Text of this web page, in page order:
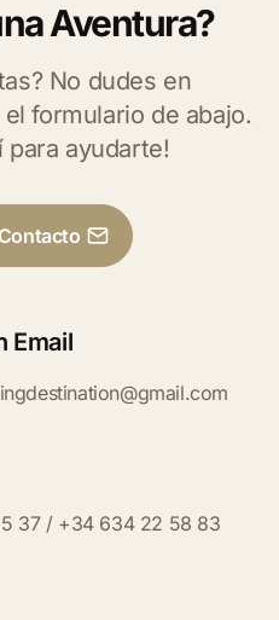
Aventura?
No dudes en
formulario de abajo.
para ayudarte!
Email
37 / +34 634 22 58 83